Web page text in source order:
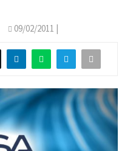
09/02/2011 |